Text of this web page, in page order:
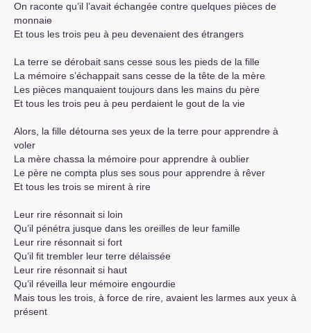
On raconte qu’il l’avait échangée contre quelques pièces de
monnaie
Et tous les trois peu à peu devenaient des étrangers
La terre se dérobait sans cesse sous les pieds de la fille
La mémoire s’échappait sans cesse de la tête de la mère
Les pièces manquaient toujours dans les mains du père
Et tous les trois peu à peu perdaient le gout de la vie
Alors, la fille détourna ses yeux de la terre pour apprendre à
voler
La mère chassa la mémoire pour apprendre à oublier
Le père ne compta plus ses sous pour apprendre à rêver
Et tous les trois se mirent à rire
Leur rire résonnait si loin
Qu’il pénétra jusque dans les oreilles de leur famille
Leur rire résonnait si fort
Qu’il fit trembler leur terre délaissée
Leur rire résonnait si haut
Qu’il réveilla leur mémoire engourdie
Mais tous les trois, à force de rire, avaient les larmes aux yeux à
présent